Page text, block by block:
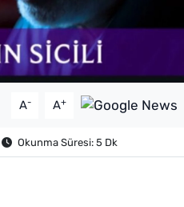
A- A+
Okunma Süresi: 5 Dk